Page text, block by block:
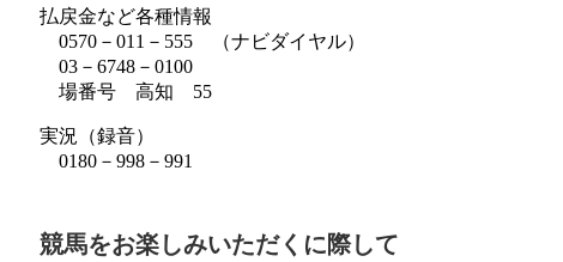
払戻金など各種情報
0570－011－555 （ナビダイヤル）
03－6748－0100
場番号 高知 55
実況（録音）
0180－998－991
競馬をお楽しみいただくに際して